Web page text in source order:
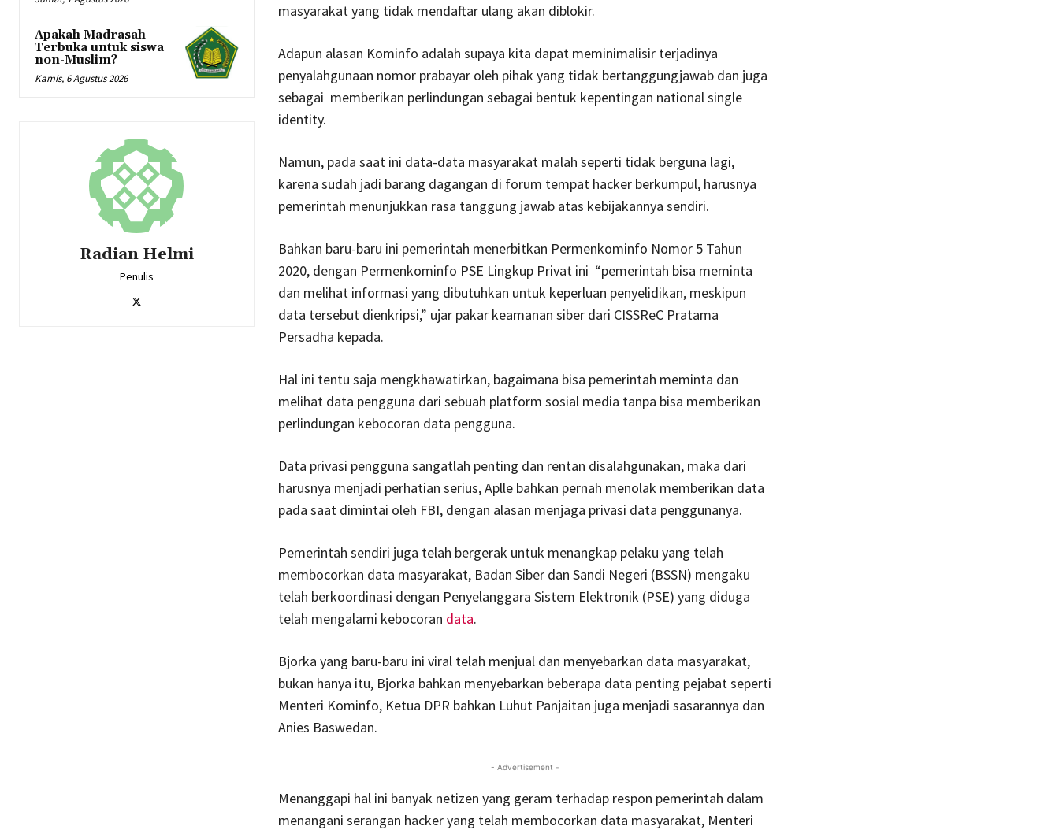
Apakah Madrasah
Terbuka untuk siswa
non-Muslim?
Kamis, 6 Agustus 2026
Radian Helmi
Penulis
masyarakat yang tidak mendaftar ulang akan diblokir.
Adapun alasan Kominfo adalah supaya kita dapat meminimalisir terjadinya
penyalahgunaan nomor prabayar oleh pihak yang tidak bertanggungjawab dan juga
sebagai memberikan perlindungan sebagai bentuk kepentingan national single
identity.
Namun, pada saat ini data-data masyarakat malah seperti tidak berguna lagi,
karena sudah jadi barang dagangan di forum tempat hacker berkumpul, harusnya
pemerintah menunjukkan rasa tanggung jawab atas kebijakannya sendiri.
Bahkan baru-baru ini pemerintah menerbitkan Permenkominfo Nomor 5 Tahun
2020, dengan Permenkominfo PSE Lingkup Privat ini “pemerintah bisa meminta
dan melihat informasi yang dibutuhkan untuk keperluan penyelidikan, meskipun
data tersebut dienkripsi,” ujar pakar keamanan siber dari CISSReC Pratama
Persadha kepada.
Hal ini tentu saja mengkhawatirkan, bagaimana bisa pemerintah meminta dan
melihat data pengguna dari sebuah platform sosial media tanpa bisa memberikan
perlindungan kebocoran data pengguna.
Data privasi pengguna sangatlah penting dan rentan disalahgunakan, maka dari
harusnya menjadi perhatian serius, Aplle bahkan pernah menolak memberikan data
pada saat dimintai oleh FBI, dengan alasan menjaga privasi data penggunanya.
Pemerintah sendiri juga telah bergerak untuk menangkap pelaku yang telah
membocorkan data masyarakat, Badan Siber dan Sandi Negeri (BSSN) mengaku
telah berkoordinasi dengan Penyelanggara Sistem Elektronik (PSE) yang diduga
telah mengalami kebocoran data.
Bjorka yang baru-baru ini viral telah menjual dan menyebarkan data masyarakat,
bukan hanya itu, Bjorka bahkan menyebarkan beberapa data penting pejabat seperti
Menteri Kominfo, Ketua DPR bahkan Luhut Panjaitan juga menjadi sasarannya dan
Anies Baswedan.
- Advertisement -
Menanggapi hal ini banyak netizen yang geram terhadap respon pemerintah dalam
menangani serangan hacker yang telah membocorkan data masyarakat, Menteri